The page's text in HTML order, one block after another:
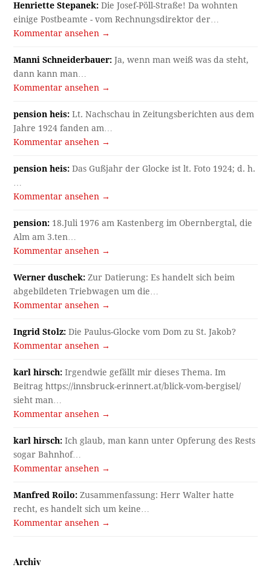
Henriette Stepanek: Die Josef-Pöll-Straße! Da wohnten
einige Postbeamte - vom Rechnungsdirektor der…
Kommentar ansehen →
Manni Schneiderbauer: Ja, wenn man weiß was da steht,
dann kann man…
Kommentar ansehen →
pension heis: Lt. Nachschau in Zeitungsberichten aus dem
Jahre 1924 fanden am…
Kommentar ansehen →
pension heis: Das Gußjahr der Glocke ist lt. Foto 1924; d. h.
…
Kommentar ansehen →
pension: 18.Juli 1976 am Kastenberg im Obernbergtal, die
Alm am 3.ten…
Kommentar ansehen →
Werner duschek: Zur Datierung: Es handelt sich beim
abgebildeten Triebwagen um die…
Kommentar ansehen →
Ingrid Stolz: Die Paulus-Glocke vom Dom zu St. Jakob?
Kommentar ansehen →
karl hirsch: Irgendwie gefällt mir dieses Thema. Im
Beitrag https://innsbruck-erinnert.at/blick-vom-bergisel/
sieht man…
Kommentar ansehen →
karl hirsch: Ich glaub, man kann unter Opferung des Rests
sogar Bahnhof…
Kommentar ansehen →
Manfred Roilo: Zusammenfassung: Herr Walter hatte
recht, es handelt sich um keine…
Kommentar ansehen →
Archiv